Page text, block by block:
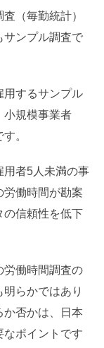
（毎勤統計）
サンプル調査で
用するサンプル
小規模事業者
。
用者5人未満の事
労働時間が勘案
の信頼性を低下
労働時間調査の
らかではあり
か否かは、日本
なポイントです